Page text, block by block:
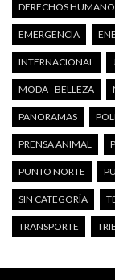
DERECHOS
EMERGENCIA
INTERNACIONAL
MODA - BELLEZA
PANORAMAS
PRENSA ANIMAL
PUNTO NORTE
SIN CATEGORÍA
TRANSPORTE